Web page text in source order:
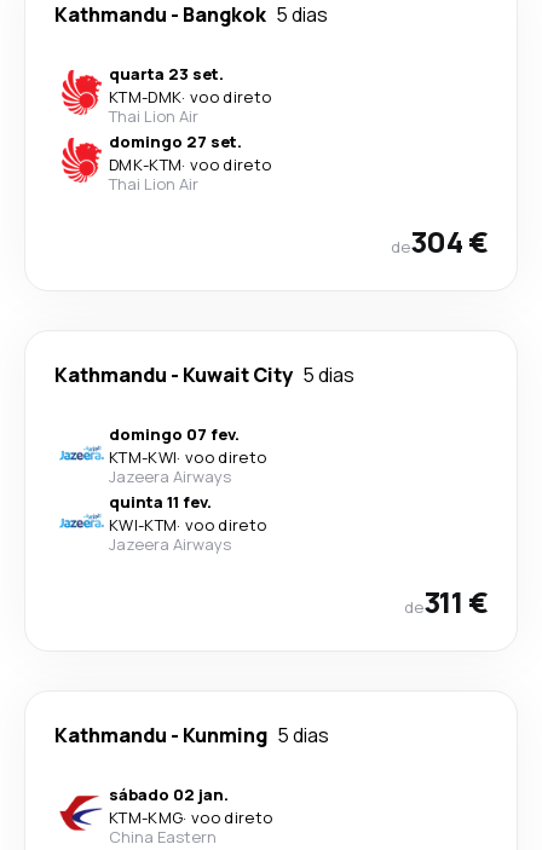
Kathmandu - Bangkok 5 dias
quarta 23 set.
KTM-DMK· voo direto
Thai Lion Air
domingo 27 set.
DMK-KTM· voo direto
Thai Lion Air
de304 €
Kathmandu - Kuwait City 5 dias
domingo 07 fev.
KTM-KWI· voo direto
Jazeera Airways
quinta 11 fev.
KWI-KTM· voo direto
Jazeera Airways
de311 €
Kathmandu - Kunming 5 dias
sábado 02 jan.
KTM-KMG· voo direto
China Eastern